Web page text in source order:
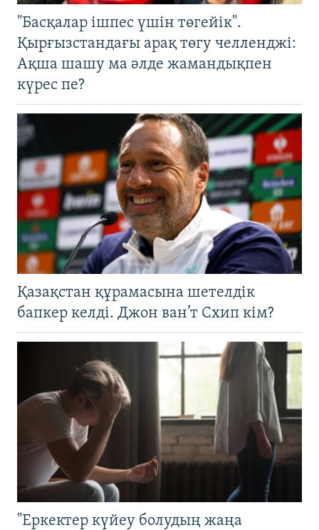
"Басқалар ішпес үшін төгейік".
Қырғызстандағы арақ төгу челленджі:
Ақша шашу ма әлде жамандықпен
күрес пе?
Қазақстан құрамасына шетелдік
бапкер келді. Джон ван’т Схип кім?
"Еркектер күйеу болудың жаңа